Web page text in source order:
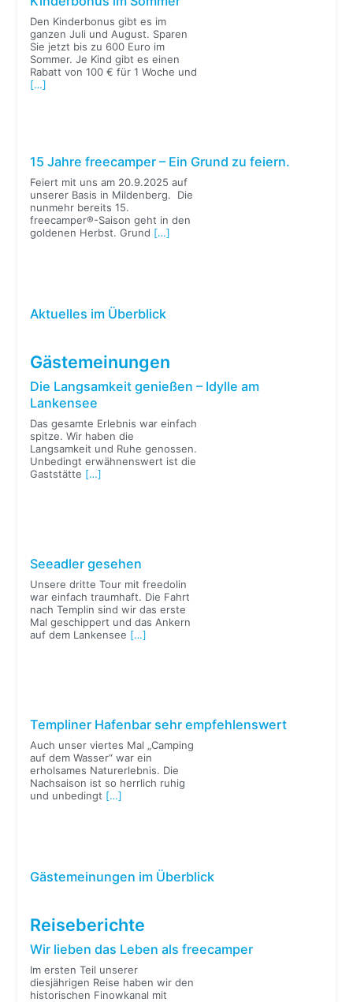
Den Kinderbonus gibt es im
ganzen Juli und August. Sparen
Sie jetzt bis zu 600 Euro im
Sommer. Je Kind gibt es einen
Rabatt von 100 € für 1 Woche und
[…]
15 Jahre freecamper – Ein Grund zu feiern.
Feiert mit uns am 20.9.2025 auf
unserer Basis in Mildenberg. Die
nunmehr bereits 15.
freecamper®-Saison geht in den
goldenen Herbst. Grund […]
Aktuelles im Überblick
Gästemeinungen
Die Langsamkeit genießen – Idylle am
Lankensee
Das gesamte Erlebnis war einfach
spitze. Wir haben die
Langsamkeit und Ruhe genossen.
Unbedingt erwähnenswert ist die
Gaststätte […]
Seeadler gesehen
Unsere dritte Tour mit freedolin
war einfach traumhaft. Die Fahrt
nach Templin sind wir das erste
Mal geschippert und das Ankern
auf dem Lankensee […]
Templiner Hafenbar sehr empfehlenswert
Auch unser viertes Mal „Camping
auf dem Wasser“ war ein
erholsames Naturerlebnis. Die
Nachsaison ist so herrlich ruhig
und unbedingt […]
Gästemeinungen im Überblick
Reiseberichte
Wir lieben das Leben als freecamper
Im ersten Teil unserer
diesjährigen Reise haben wir den
historischen Finowkanal mit